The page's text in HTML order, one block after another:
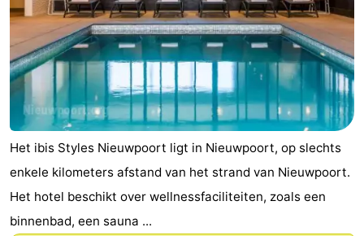
Het ibis Styles Nieuwpoort ligt in Nieuwpoort, op slechts
enkele kilometers afstand van het strand van Nieuwpoort.
Het hotel beschikt over wellnessfaciliteiten, zoals een
binnenbad, een sauna ...